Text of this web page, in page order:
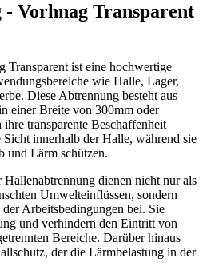
Vorhnag Transparent
Transparent ist eine hochwertige
wie Halle, Lager,
Diese Abtrennung besteht aus
einer Breite von 300mm oder
transparente Beschaffenheit
innerhalb der Halle, während sie
und Lärm schützen.
Hallenabtrennung dienen nicht nur als
Umwelteinflüssen, sondern
Arbeitsbedingungen bei. Sie
und verhindern den Eintritt von
Bereiche. Darüber hinaus
der die Lärmbelastung in der